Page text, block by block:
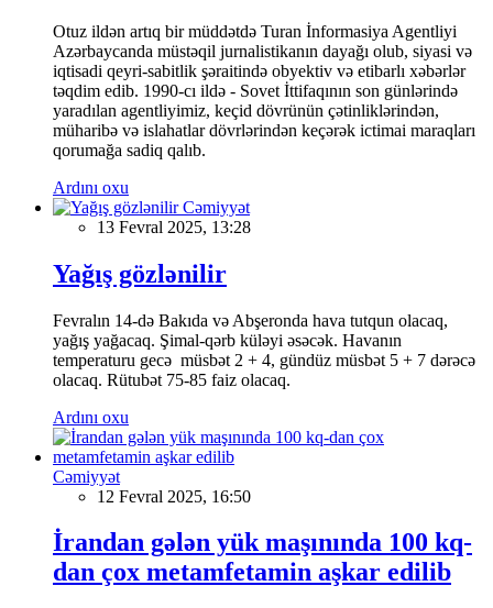
Otuz ildən artıq bir müddətdə Turan İnformasiya Agentliyi
Azərbaycanda müstəqil jurnalistikanın dayağı olub, siyasi və
iqtisadi qeyri-sabitlik şəraitində obyektiv və etibarlı xəbərlər
təqdim edib. 1990-cı ildə - Sovet İttifaqının son günlərində
yaradılan agentliyimiz, keçid dövrünün çətinliklərindən,
müharibə və islahatlar dövrlərindən keçərək ictimai maraqları
qorumağa sadiq qalıb.
Ardını oxu
Cəmiyyət
13 Fevral 2025, 13:28
Yağış gözlənilir
Fevralın 14-də Bakıda və Abşeronda hava tutqun olacaq,
yağış yağacaq. Şimal-qərb küləyi əsəcək. Havanın
temperaturu gecə müsbət 2 + 4, gündüz müsbət 5 + 7 dərəcə
olacaq. Rütubət 75-85 faiz olacaq.
Ardını oxu
Cəmiyyət
12 Fevral 2025, 16:50
İrandan gələn yük maşınında 100 kq-
dan çox metamfetamin aşkar edilib